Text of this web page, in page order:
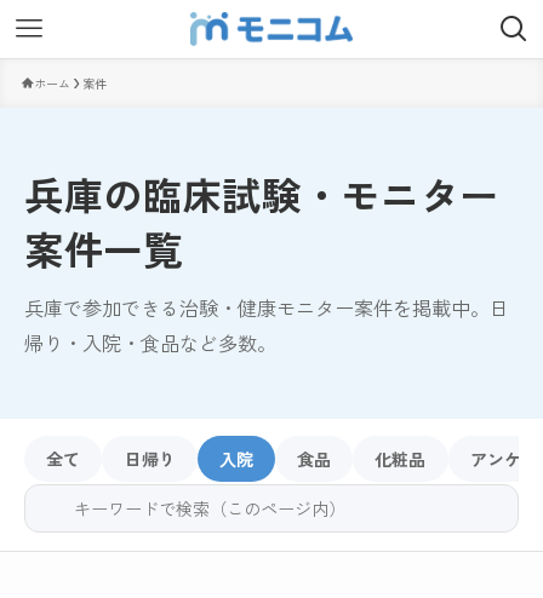
ホーム 案件
兵庫の臨床試験・モニター
案件一覧
兵庫で参加できる治験・健康モニター案件を掲載中。日
帰り・入院・食品など多数。
全て 日帰り 入院 食品 化粧品 アンケー